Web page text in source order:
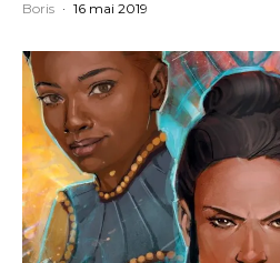
Boris · 16 mai 2019